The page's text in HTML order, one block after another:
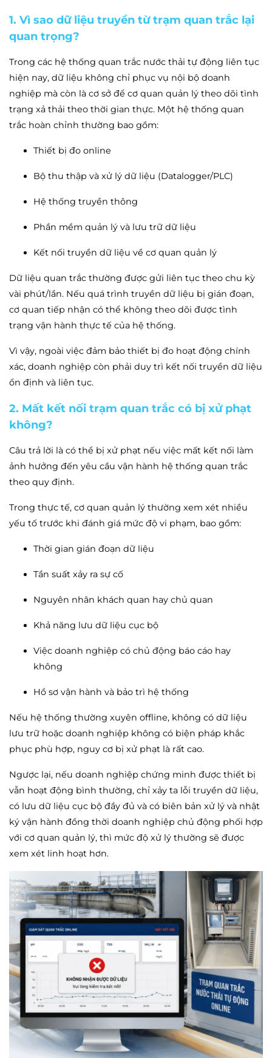
1. Vì sao dữ liệu truyền từ trạm quan trắc lại
quan trọng?
Trong các hệ thống quan trắc nước thải tự động liên tục
hiện nay, dữ liệu không chỉ phục vụ nội bộ doanh
nghiệp mà còn là cơ sở để cơ quan quản lý theo dõi tình
trạng xả thải theo thời gian thực. Một hệ thống quan
trắc hoàn chỉnh thường bao gồm:
Thiết bị đo online
Bộ thu thập và xử lý dữ liệu (Datalogger/PLC)
Hệ thống truyền thông
Phần mềm quản lý và lưu trữ dữ liệu
Kết nối truyền dữ liệu về cơ quan quản lý
Dữ liệu quan trắc thường được gửi liên tục theo chu kỳ
vài phút/lần. Nếu quá trình truyền dữ liệu bị gián đoạn,
cơ quan tiếp nhận có thể không theo dõi được tình
trạng vận hành thực tế của hệ thống.
Vì vậy, ngoài việc đảm bảo thiết bị đo hoạt động chính
xác, doanh nghiệp còn phải duy trì kết nối truyền dữ liệu
ổn định và liên tục.
2. Mất kết nối trạm quan trắc có bị xử phạt
không?
Câu trả lời là có thể bị xử phạt nếu việc mất kết nối làm
ảnh hưởng đến yêu cầu vận hành hệ thống quan trắc
theo quy định.
Trong thực tế, cơ quan quản lý thường xem xét nhiều
yếu tố trước khi đánh giá mức độ vi phạm, bao gồm:
Thời gian gián đoạn dữ liệu
Tần suất xảy ra sự cố
Nguyên nhân khách quan hay chủ quan
Khả năng lưu dữ liệu cục bộ
Việc doanh nghiệp có chủ động báo cáo hay
không
Hồ sơ vận hành và bảo trì hệ thống
Nếu hệ thống thường xuyên offline, không có dữ liệu
lưu trữ hoặc doanh nghiệp không có biện pháp khắc
phục phù hợp, nguy cơ bị xử phạt là rất cao.
Ngược lại, nếu doanh nghiệp chứng minh được thiết bị
vẫn hoạt động bình thường, chỉ xảy ta lỗi truyền dữ liệu,
có lưu dữ liệu cục bộ đầy đủ và có biên bản xử lý và nhật
ký vận hành đồng thời doanh nghiệp chủ động phối hợp
với cơ quan quản lý, thì mức độ xử lý thường sẽ được
xem xét linh hoạt hơn.